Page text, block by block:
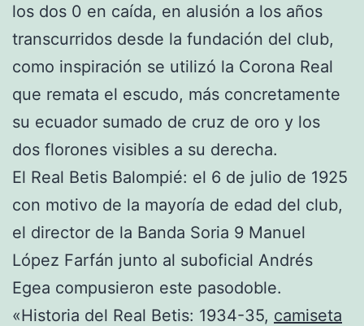
los dos 0 en caída, en alusión a los años
transcurridos desde la fundación del club,
como inspiración se utilizó la Corona Real
que remata el escudo, más concretamente
su ecuador sumado de cruz de oro y los
dos florones visibles a su derecha.
El Real Betis Balompié: el 6 de julio de 1925
con motivo de la mayoría de edad del club,
el director de la Banda Soria 9 Manuel
López Farfán junto al suboficial Andrés
Egea compusieron este pasodoble.
«Historia del Real Betis: 1934-35, camiseta